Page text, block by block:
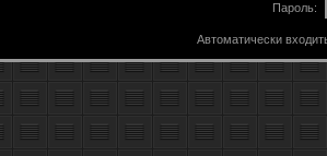
Пароль:
Автоматически